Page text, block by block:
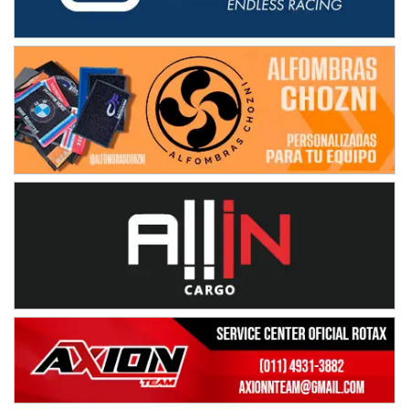
08/09-AGO
IAME SERIES ARGENTINA 6
Ramiro Tot (Asfalto)
Baradero (Buenos Aires)
KDO - F6
Ciudad de Trenque Lauquen (Asfalto)
Trenque Lauquen (Buenos Aires)
ENTRERRIANO - F6 (POSTERGADA)
PATAGONICO - F6
Moto Club Reginense (Tierra)
Gral. E. Godoy (Río Negro)